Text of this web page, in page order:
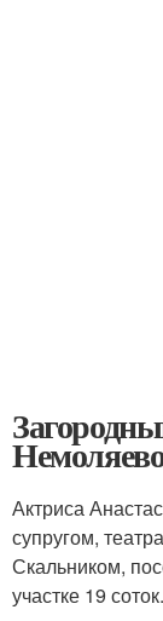
Актриса
супругом,
Скальником,
участке 19 соток.